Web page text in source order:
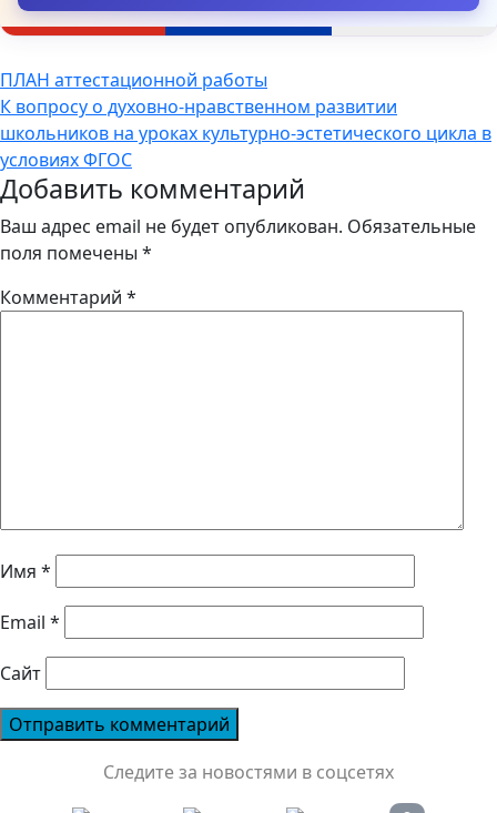
Навигация
по
записям
ПЛАН аттестационной работы
К вопросу о духовно-нравственном развитии
школьников на уроках культурно-эстетического цикла в
условиях ФГОС
Добавить комментарий
Ваш адрес email не будет опубликован. Обязательные
поля помечены *
Комментарий *
Имя *
Email *
Сайт
Следите за новостями в соцсетях